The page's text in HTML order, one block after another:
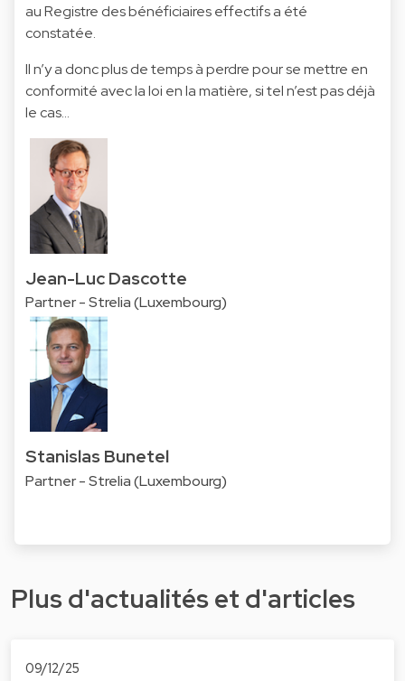
au Registre des bénéficiaires effectifs a été
constatée.
Il n’y a donc plus de temps à perdre pour se mettre en
conformité avec la loi en la matière, si tel n’est pas déjà
le cas…
Jean-Luc Dascotte
Partner - Strelia (Luxembourg)
Stanislas Bunetel
Partner - Strelia (Luxembourg)
Plus d'actualités et d'articles
09/12/25